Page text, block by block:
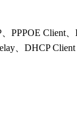
PPPOE Client、
、DHCP